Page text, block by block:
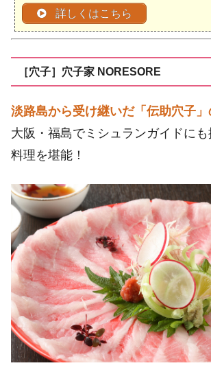
詳しくはこちら
［穴子］穴子家 NORESORE
淡路島から受け継いだ「伝助穴子
大阪・福島でミシュランガイドに
料理を堪能！